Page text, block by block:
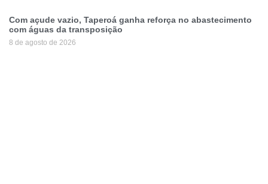
Com açude vazio, Taperoá ganha reforça no abastecimento
com águas da transposição
8 de agosto de 2026